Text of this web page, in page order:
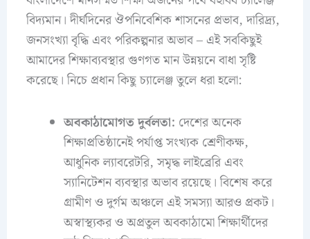
বিদ্যমান। দীর্ঘদিনের ঔপনিবেশিক শাসনের প্রভাব, দারিদ্র্য,
জনসংখ্যা বৃদ্ধি এবং পরিকল্পনার অভাব – এই সবকিছুই
আমাদের শিক্ষাব্যবস্থার গুণগত মান উন্নয়নে বাধা সৃষ্টি
করেছে। নিচে প্রধান কিছু চ্যালেঞ্জ তুলে ধরা হলো:
অবকাঠামোগত দুর্বলতা: দেশের অনেক
শিক্ষাপ্রতিষ্ঠানেই পর্যাপ্ত সংখ্যক শ্রেণীকক্ষ,
আধুনিক ল্যাবরেটরি, সমৃদ্ধ লাইব্রেরি এবং
স্যানিটেশন ব্যবস্থার অভাব রয়েছে। বিশেষ করে
গ্রামীণ ও দুর্গম অঞ্চলে এই সমস্যা আরও প্রকট।
অস্বাস্থ্যকর ও অপ্রতুল অবকাঠামো শিক্ষার্থীদের